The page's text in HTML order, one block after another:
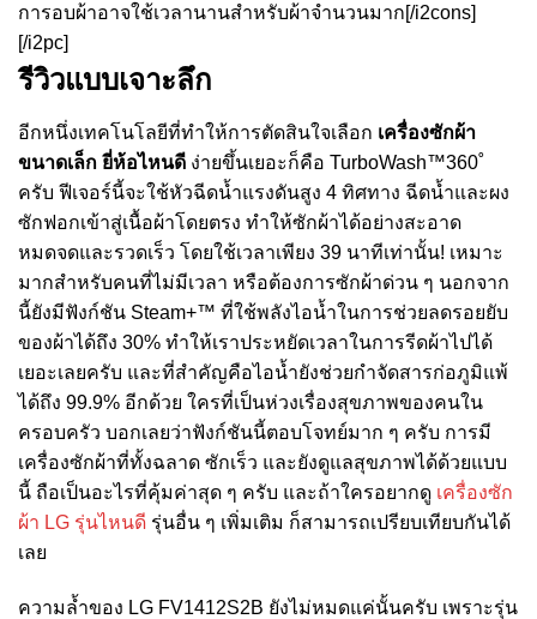
การอบผ้าอาจใช้เวลานานสำหรับผ้าจำนวนมาก[/i2cons]
[/i2pc]
รีวิวแบบเจาะลึก
อีกหนึ่งเทคโนโลยีที่ทำให้การตัดสินใจเลือก เครื่องซักผ้า
ขนาดเล็ก ยี่ห้อไหนดี ง่ายขึ้นเยอะก็คือ TurboWash™360˚
ครับ ฟีเจอร์นี้จะใช้หัวฉีดน้ำแรงดันสูง 4 ทิศทาง ฉีดน้ำและผง
ซักฟอกเข้าสู่เนื้อผ้าโดยตรง ทำให้ซักผ้าได้อย่างสะอาด
หมดจดและรวดเร็ว โดยใช้เวลาเพียง 39 นาทีเท่านั้น! เหมาะ
มากสำหรับคนที่ไม่มีเวลา หรือต้องการซักผ้าด่วน ๆ นอกจาก
นี้ยังมีฟังก์ชัน Steam+™ ที่ใช้พลังไอน้ำในการช่วยลดรอยยับ
ของผ้าได้ถึง 30% ทำให้เราประหยัดเวลาในการรีดผ้าไปได้
เยอะเลยครับ และที่สำคัญคือไอน้ำยังช่วยกำจัดสารก่อภูมิแพ้
ได้ถึง 99.9% อีกด้วย ใครที่เป็นห่วงเรื่องสุขภาพของคนใน
ครอบครัว บอกเลยว่าฟังก์ชันนี้ตอบโจทย์มาก ๆ ครับ การมี
เครื่องซักผ้าที่ทั้งฉลาด ซักเร็ว และยังดูแลสุขภาพได้ด้วยแบบ
นี้ ถือเป็นอะไรที่คุ้มค่าสุด ๆ ครับ และถ้าใครอยากดู เครื่องซัก
ผ้า LG รุ่นไหนดี รุ่นอื่น ๆ เพิ่มเติม ก็สามารถเปรียบเทียบกันได้
เลย
ความล้ำของ LG FV1412S2B ยังไม่หมดแค่นั้นครับ เพราะรุ่น